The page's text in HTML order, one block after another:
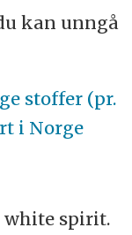
kan unngå
stoffer (pr.
i Norge
white spirit.